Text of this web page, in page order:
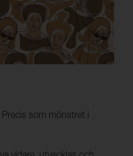
som mönstret i